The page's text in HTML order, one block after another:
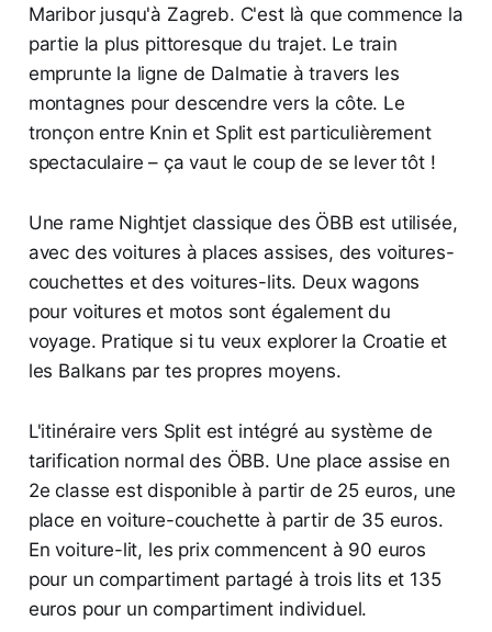
Maribor jusqu'à Zagreb. C'est là que commence la
partie la plus pittoresque du trajet. Le train
emprunte la ligne de Dalmatie à travers les
montagnes pour descendre vers la côte. Le
tronçon entre Knin et Split est particulièrement
spectaculaire – ça vaut le coup de se lever tôt !
Une rame Nightjet classique des ÖBB est utilisée,
avec des voitures à places assises, des voitures-
couchettes et des voitures-lits. Deux wagons
pour voitures et motos sont également du
voyage. Pratique si tu veux explorer la Croatie et
les Balkans par tes propres moyens.
L'itinéraire vers Split est intégré au système de
tarification normal des ÖBB. Une place assise en
2e classe est disponible à partir de 25 euros, une
place en voiture-couchette à partir de 35 euros.
En voiture-lit, les prix commencent à 90 euros
pour un compartiment partagé à trois lits et 135
euros pour un compartiment individuel.